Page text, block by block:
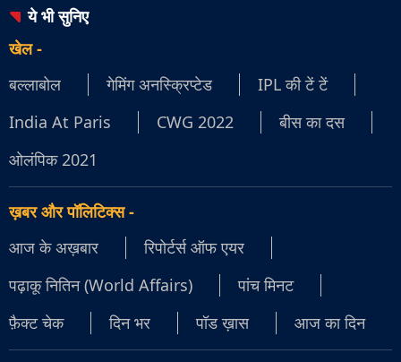
ये भी सुनिए
खेल-
बल्लाबोल
गेमिंग अनस्क्रिप्टेड
IPL की टें टें
India At Paris
CWG 2022
बीस का दस
ओलंपिक 2021
ख़बर और पॉलिटिक्स-
आज के अख़बार
रिपोर्टर्स ऑफ एयर
पढ़ाकू नितिन (World Affairs)
पांच मिनट
फ़ैक्ट चेक
दिन भर पॉड ख़ास आज का दिन